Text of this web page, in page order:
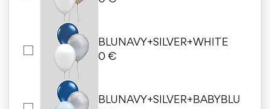
BLUNAVY+SILVER+WHITE
0 €
BLUNAVY+SILVER+BABYBLU